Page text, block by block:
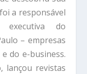
a responsável
do
– empresas
do e-business.
lançou revistas